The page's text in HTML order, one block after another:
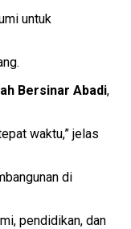
untuk
Bersinar Abadi,
waktu,” jelas
di
pendidikan, dan